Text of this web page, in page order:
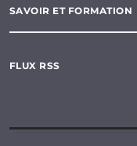
SAVOIR ET FORMATION
FLUX RSS